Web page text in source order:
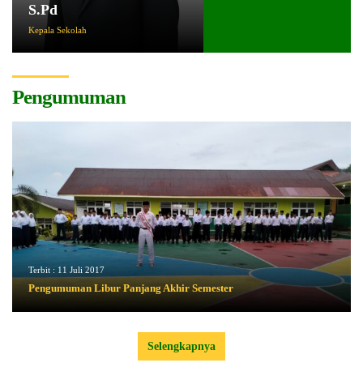
S.Pd
Kepala Sekolah
Pengumuman
Terbit : 11 Juli 2017
Pengumuman Libur Panjang Akhir Semester
Selengkapnya